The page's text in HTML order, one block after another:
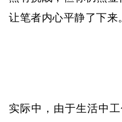
让笔者内心平静了下来
实际中，由于生活中